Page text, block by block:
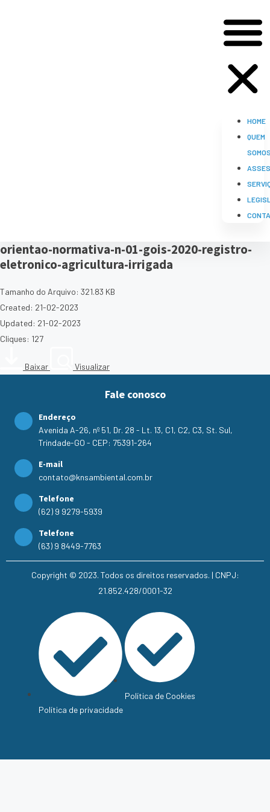
HOME
QUEM
orientao-normativa-n-01-gois-2020-registro-
eletronico-agricultura-irrigada
Tamanho do Arquivo: 321.83 KB
Created: 21-02-2023
Updated: 21-02-2023
Cliques: 127
Baixar Visualizar
Fale conosco
Endereço
Avenida A-26, nº 51, Dr. 28 - Lt. 13, C1, C2, C3, St. Sul,
Trindade-GO - CEP: 75391-264
E-mail
contato@knsambiental.com.br
Telefone
(62) 9 9279-5939
Telefone
(63) 9 8449-7763
Copyright © 2023. Todos os direitos reservados. | CNPJ:
21.852.428/0001-32
Política de privacidade
Política de Cookies